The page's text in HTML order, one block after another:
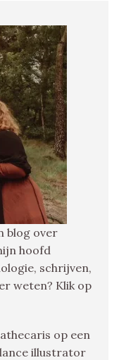
blog over
hoofd
schrijven,
weten? Klik op
op een
illustrator